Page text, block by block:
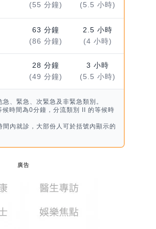
(55 分鐘)
(5.5 小時)
63 分鐘
(86 分鐘)
2.5 小時
(4 小時)
28 分鐘
(49 分鐘)
3 小時
(5.5 小時)
、緊急、次緊急及非緊急類別。
時間為0分鐘，分流類別 II 的等候時
內就診，大部份人可於括號內顯示的
廣告